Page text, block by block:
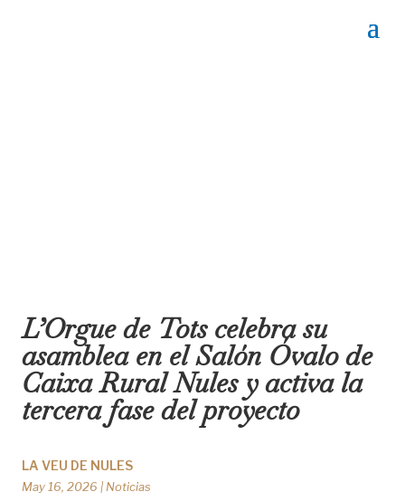
L’Orgue de Tots celebra su
asamblea en el Salón Óvalo de
Caixa Rural Nules y activa la
tercera fase del proyecto
LA VEU DE NULES
May 16, 2026 | Noticias